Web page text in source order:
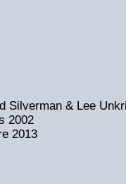
Silverman & Lee
2002
2013